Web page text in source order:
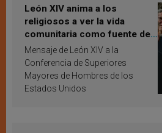
León XIV anima a los
religiosos a ver la vida
comunitaria como fuente de
inspiración y santificación
Mensaje de León XIV a la
Conferencia de Superiores
Mayores de Hombres de los
Estados Unidos